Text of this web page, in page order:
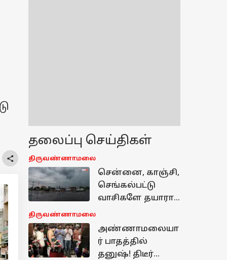
தலைப்பு செய்திகள்
திருவண்ணாமலை
சென்னை, காஞ்சி,
செங்கல்பட்டு
வாசிகளே தயாரா
இன்றிரவு
வரப்போகும் அந்த
திடீர் மாற்றம்!
திருவண்ணாமலை
அண்ணாமலையா
ர் பாதத்தில்
தனுஷ்! திடீர்